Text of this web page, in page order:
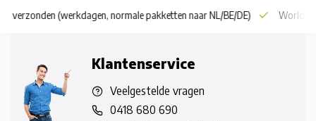
verzonden (werkdagen, normale pakketten naar NL/BE/DE) World
Klantenservice
Veelgestelde vragen
0418 680 690